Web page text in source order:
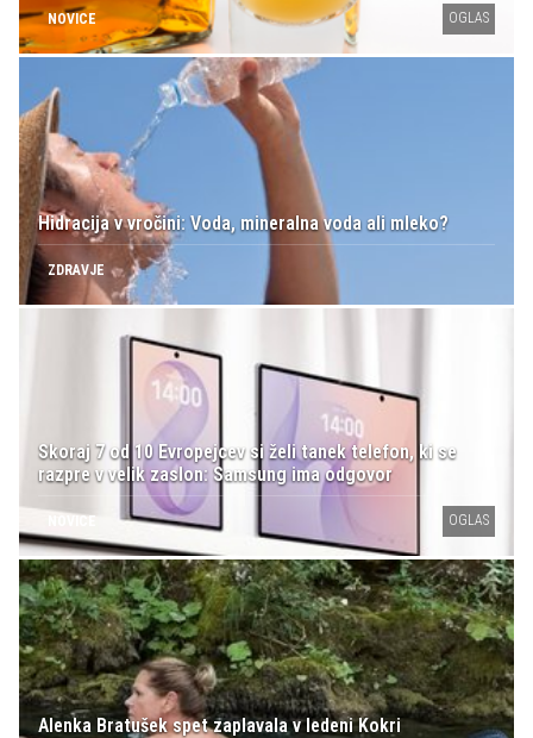
NOVICE OGLAS
Hidracija v vročini: Voda, mineralna voda ali mleko?
ZDRAVJE
Skoraj 7 od 10 Evropejcev si želi tanek telefon, ki se
razpre v velik zaslon: Samsung ima odgovor
NOVICE OGLAS
Alenka Bratušek spet zaplavala v ledeni Kokri